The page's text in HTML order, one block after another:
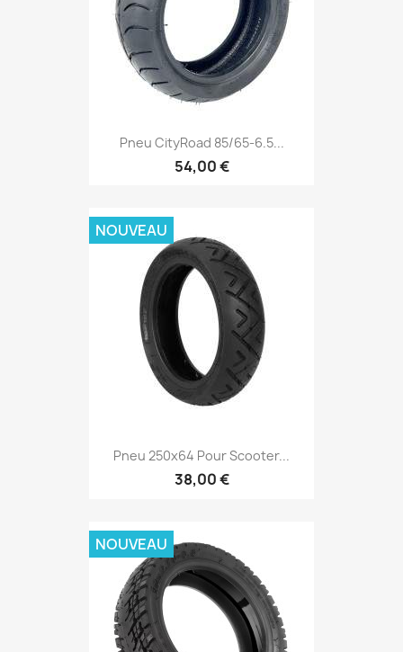
Pneu CityRoad 85/65-6.5...
54,00 €
Pneu 250x64 Pour Scooter...
38,00 €
NOUVEAU
NOUVEAU